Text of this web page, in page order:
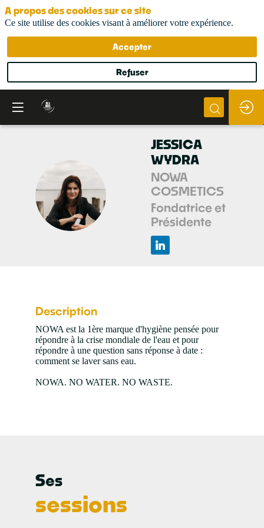
JW
JESSICA
WYDRA
NOWA
COSMETICS
Fondatrice et
Présidente
Description
NOWA est la 1ère marque d'hygiène pensée pour
répondre à la crise mondiale de l'eau et pour
répondre à une question sans réponse à date :
comment se laver sans eau.
NOWA. NO WATER. NO WASTE.
Ses
sessions
A propos des cookies sur ce site
Ce site utilise des cookies visant à améliorer votre expérience.
Accepter
Refuser